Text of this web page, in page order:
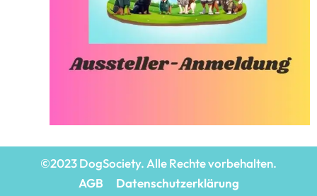
©2023 DogSociety. Alle Rechte vorbehalten.
AGB
Datenschutzerklärung